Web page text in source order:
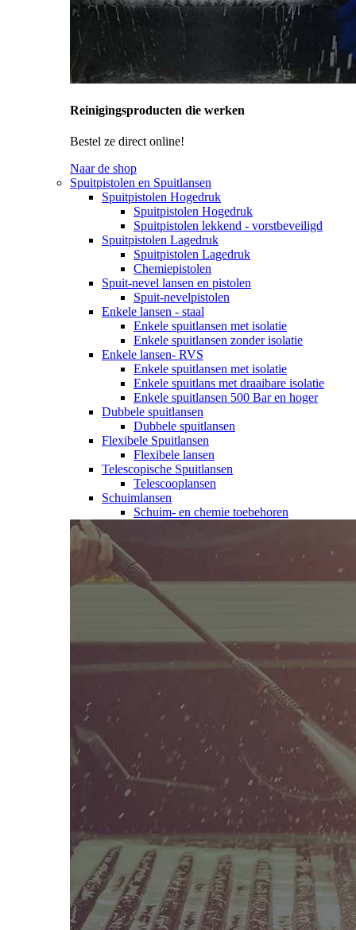
Reinigingsproducten die werken
Bestel ze direct online!
Naar de shop
Spuitpistolen en Spuitlansen
Spuitpistolen Hogedruk
Spuitpistolen Hogedruk
Spuitpistolen lekkend - vorstbeveiligd
Spuitpistolen Lagedruk
Spuitpistolen Lagedruk
Chemiepistolen
Spuit-nevel lansen en pistolen
Spuit-nevelpistolen
Enkele lansen - staal
Enkele spuitlansen met isolatie
Enkele spuitlansen zonder isolatie
Enkele lansen- RVS
Enkele spuitlansen met isolatie
Enkele spuitlans met draaibare isolatie
Enkele spuitlansen 500 Bar en hoger
Dubbele spuitlansen
Dubbele spuitlansen
Flexibele Spuitlansen
Flexibele lansen
Telescopische Spuitlansen
Telescooplansen
Schuimlansen
Schuim- en chemie toebehoren